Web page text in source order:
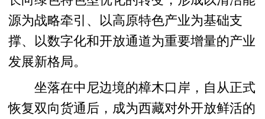
源为战略牵引、以高原特色产业为基础支
撑、以数字化和开放通道为重要增量的产业
发展新格局。
坐落在中尼边境的樟木口岸，自从正式
恢复双向货通后，成为西藏对外开放鲜活的